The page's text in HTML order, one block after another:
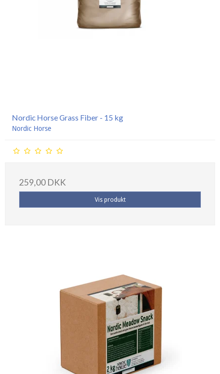
Nordic Horse Grass Fiber - 15 kg
Nordic Horse
259,00 DKK
Vis produkt